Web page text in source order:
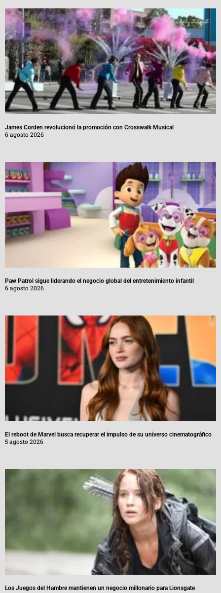
James Corden revolucionó la promoción con Crosswalk Musical
6 agosto 2026
Paw Patrol sigue liderando el negocio global del entretenimiento infantil
6 agosto 2026
El reboot de Marvel busca recuperar el impulso de su universo cinematográfico
5 agosto 2026
Los Juegos del Hambre mantienen un negocio millonario para Lionsgate